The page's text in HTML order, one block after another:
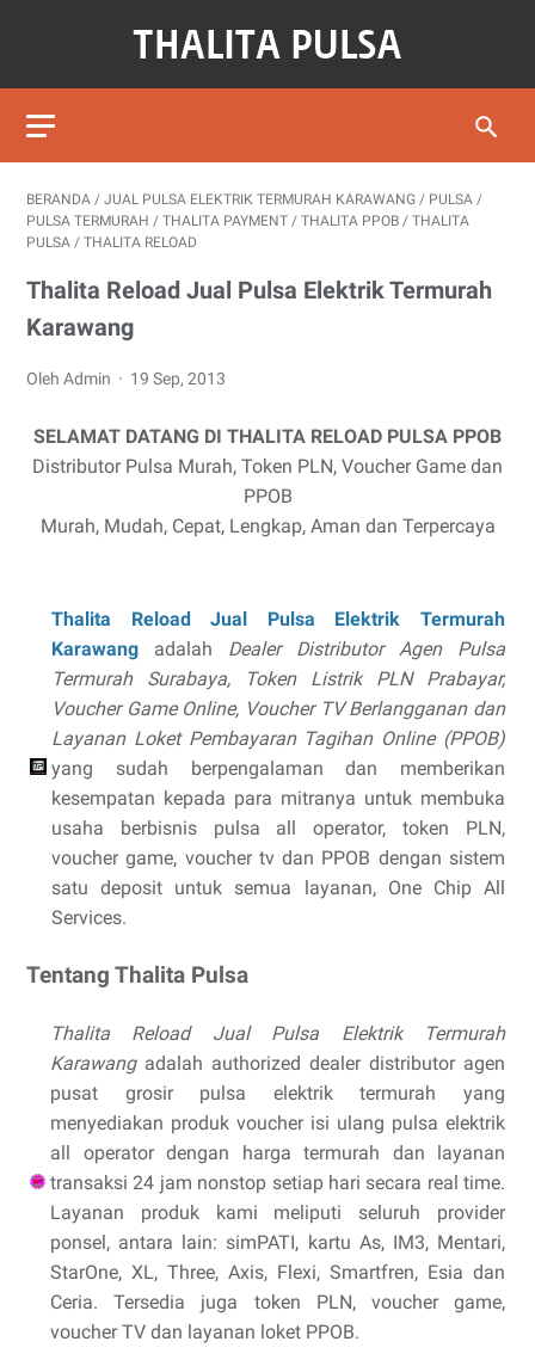
BERANDA / JUAL PULSA ELEKTRIK TERMURAH KARAWANG / PULSA /
PULSA TERMURAH / THALITA PAYMENT / THALITA PPOB / THALITA
PULSA / THALITA RELOAD
Thalita Reload Jual Pulsa Elektrik Termurah
Karawang
Oleh Admin 19 Sep, 2013
SELAMAT DATANG DI THALITA RELOAD PULSA PPOB
Distributor Pulsa Murah, Token PLN, Voucher Game dan
PPOB
Murah, Mudah, Cepat, Lengkap, Aman dan Terpercaya
Thalita Reload Jual Pulsa Elektrik Termurah
Karawang adalah Dealer Distributor Agen Pulsa
Termurah Surabaya, Token Listrik PLN Prabayar,
Voucher Game Online, Voucher TV Berlangganan dan
Layanan Loket Pembayaran Tagihan Online (PPOB)
yang sudah berpengalaman dan memberikan
kesempatan kepada para mitranya untuk membuka
usaha berbisnis pulsa all operator, token PLN,
voucher game, voucher tv dan PPOB dengan sistem
satu deposit untuk semua layanan, One Chip All
Services.
Tentang Thalita Pulsa
Thalita Reload Jual Pulsa Elektrik Termurah
Karawangadalah authorized dealer distributor agen
pusat grosir pulsa elektrik termurah yang
menyediakan produk voucher isi ulang pulsa elektrik
all operator dengan harga termurah dan layanan
transaksi 24 jam nonstop setiap hari secara real time.
Layanan produk kami meliputi seluruh provider
ponsel, antara lain: simPATI, kartu As, IM3, Mentari,
StarOne, XL, Three, Axis, Flexi, Smartfren, Esia dan
Ceria. Tersedia juga token PLN, voucher game,
voucher TV dan layanan loket PPOB.